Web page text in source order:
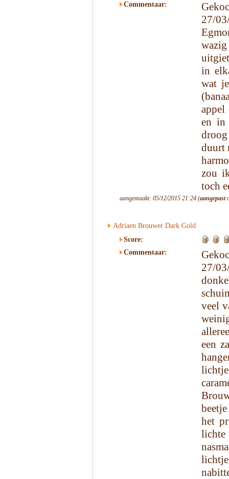
Commentaar:
27/
in
wat
appel
en in
duurt
zou
toch
aangemaakt: 05/12/2015 21:24 (aangepast
Adriaen Brouwer Dark Gold
Score:
Commentaar:
27/
veel
een
het